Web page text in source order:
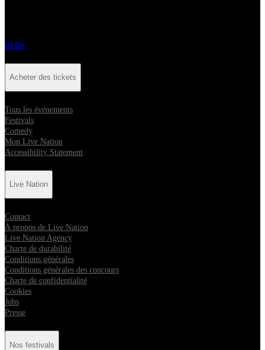
BMW
Acheter des tickets
Tous les événements
Festivals
Comedy
Mon Live Nation
Accessibility Statement
Live Nation
Contact
À propos de Live Nation
Live Nation Agency
Charte de durabilité
Conditions générales
Conditions générales des concours
Charte de confidentialité
Cookies
Jobs
Presse
Nos festivals